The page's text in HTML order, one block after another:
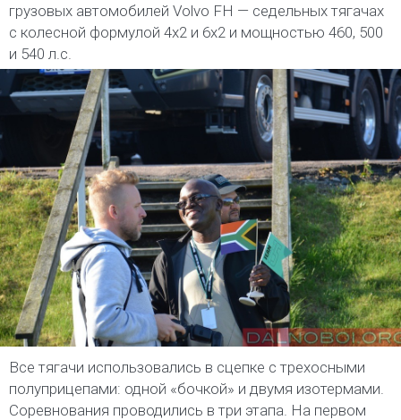
грузовых автомобилей Volvo FH — седельных тягачах
с колесной формулой 4х2 и 6х2 и мощностью 460, 500
и 540 л.с.
Все тягачи использовались в сцепке с трехосными
полуприцепами: одной «бочкой» и двумя изотермами.
Соревнования проводились в три этапа. На первом